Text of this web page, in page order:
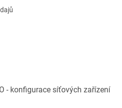
- konfigurace síťových zařízení